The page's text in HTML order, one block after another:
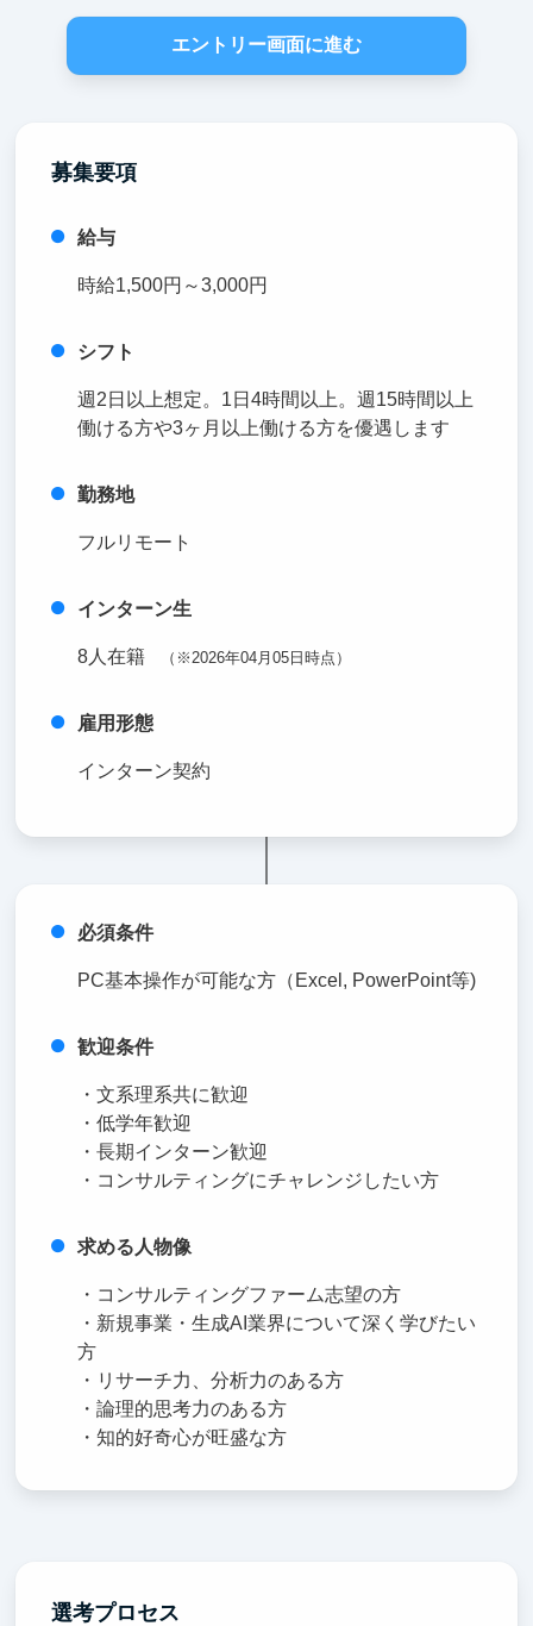
エントリー画面に進む
募集要項
給与
時給1,500円～3,000円
シフト
週2日以上想定。1日4時間以上。週15時間以上
働ける方や3ヶ月以上働ける方を優遇します
勤務地
フルリモート
インターン生
8人在籍 （※2026年04月05日時点）
雇用形態
インターン契約
必須条件
PC基本操作が可能な方（Excel, PowerPoint等)
歓迎条件
・文系理系共に歓迎
・低学年歓迎
・長期インターン歓迎
・コンサルティングにチャレンジしたい方
求める人物像
・コンサルティングファーム志望の方
・新規事業・生成AI業界について深く学びたい
方
・リサーチ力、分析力のある方
・論理的思考力のある方
・知的好奇心が旺盛な方
選考プロセス